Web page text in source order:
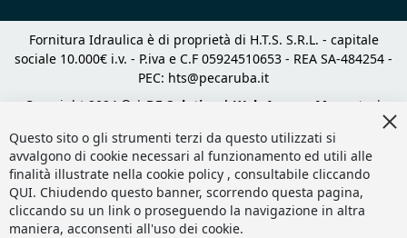
Fornitura Idraulica è di proprietà di H.T.S. S.R.L. - capitale
sociale 10.000€ i.v. - P.iva e C.F 05924510653 - REA SA-484254 -
PEC: hts@pecaruba.it
Copyright 2024 © | DF Solution | Web Agency Magento
|
Questo sito o gli strumenti terzi da questo utilizzati si
avvalgono di cookie necessari al funzionamento ed utili alle
finalità illustrate nella cookie policy , consultabile cliccando
QUI. Chiudendo questo banner, scorrendo questa pagina,
cliccando su un link o proseguendo la navigazione in altra
maniera, acconsenti all'uso dei cookie.